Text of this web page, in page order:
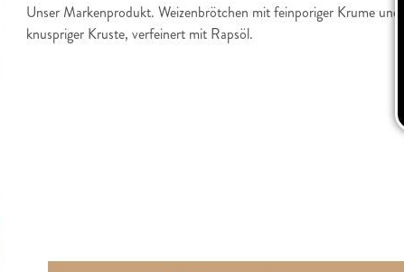
Unser Markenprodukt. Weizenbrötchen mit feinporiger Krume und
knuspriger Kruste, verfeinert mit Rapsöl.